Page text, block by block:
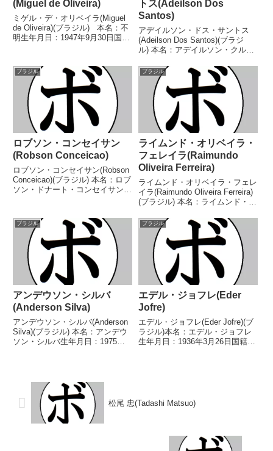
(Miguel de Oliveira)
ミゲル・デ・オリベイラ(Miguel
de Oliveira)(ブラジル) 本名：不
明生年月日：1947年9月30日国
ル】ブラジルウェルター級王座ブ
ラジルスーパーウェル...
トス(Adeilson Dos
Santos)
アデイルソン・ドス・サントス
(Adeilson Dos Santos)(ブラジ
ル) 本名：アデイルソン・クル
1992年7月8日国籍：ブラジル戦
績：28戦19勝(15KO)9敗 【獲得
タイトル】ブラジルフェザー級
王...
ブラジル
ロブソン・コンセイサン
(Robson Conceicao)
ロブソン・コンセイサン(Robson
Conceicao)(ブラジル) 本名：ロブ
ソン・ドナート・コンセイサン生
敗1分1無効試合 【獲得タイト
ル】2009年度パンア...
ブラジル
ライムンド・オリベイラ・
フェレイラ(Raimundo
Oliveira Ferreira)
ライムンド・オリベイラ・フェレ
イラ(Raimundo Oliveira Ferreira)
(ブラジル) 本名：ライムンド・オ
不明国籍：ブラジル戦績：10戦7
勝(6KO)3敗 【獲得タイトル】ブ
ラジルバンタム級王...
ブラジル
アンデウソン・シルバ
(Anderson Silva)
アンデウソン・シルバ(Anderson
Silva)(ブラジル) 本名：アンデウ
ソン・シルバ生年月日：1975年4
1998/05/22 ●1R棄権 オズマ...
ブラジル
エデル・ジョフレ(Eder
Jofre)
エデル・ジョフレ(Eder Jofre)(ブ
ラジル)本名：エデル・ジョフレ
生年月日：1936年3月26日国籍：
松尾 忠(Tadashi Matsuo)